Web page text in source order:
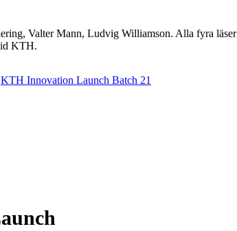
Valter Mann, Ludvig Williamson. Alla fyra läser
KTH.
KTH Innovation Launch Batch 21